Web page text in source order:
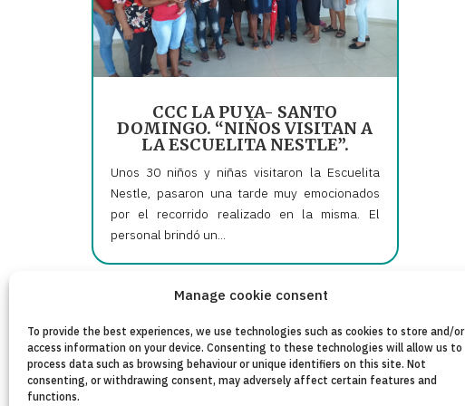
Manage cookie consent
To provide the best experiences, we use technologies such as cookies to store and/or
access information on your device. Consenting to these technologies will allow us to
process data such as browsing behaviour or unique identifiers on this site. Not
consenting, or withdrawing consent, may adversely affect certain features and
functions.
CCC LA PUYA- SANTO
DOMINGO. “NIÑOS VISITAN A
LA ESCUELITA NESTLE”.
Unos 30 niños y niñas visitaron la Escuelita
Nestle, pasaron una tarde muy emocionados
por el recorrido realizado en la misma. El
personal brindó un...
« Older Entries